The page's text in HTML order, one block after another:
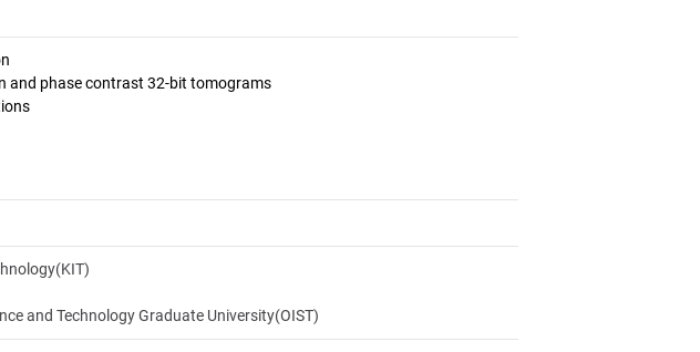
and phase contrast 32-bit tomograms
and Technology Graduate University(OIST)